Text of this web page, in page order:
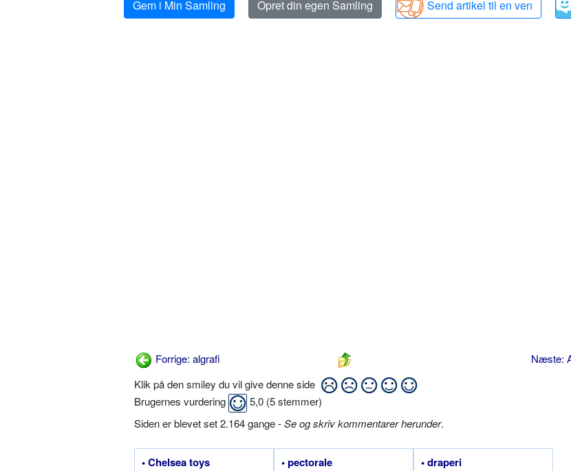
Gem i Min Samling Opret din egen Samling Send artikel til en ven
Forrige: algrafi
Næste:
Klik på den smiley du vil give denne side
Brugernes vurdering
5,0 (5stemmer)
Siden er blevet set 2.164 gange -Se og skriv kommentarer herunder.
• Chelsea toys • pectorale • draperi